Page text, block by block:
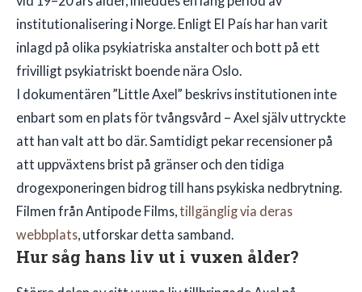
institutionalisering i Norge. Enligt El País har han varit
inlagd på olika psykiatriska anstalter och bott på ett
frivilligt psykiatriskt boende nära Oslo.
I dokumentären ”Little Axel” beskrivs institutionen inte
enbart som en plats för tvångsvård – Axel själv uttryckte
att han valt att bo där. Samtidigt pekar recensioner på
att uppväxtens brist på gränser och den tidiga
drogexponeringen bidrog till hans psykiska nedbrytning.
Filmen från Antipode Films,tillgänglig via deras
webbplats, utforskar detta samband.
Hur såg hans liv ut i vuxen ålder?